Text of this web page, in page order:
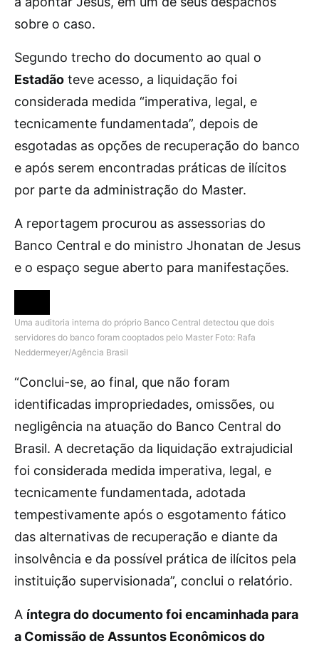
sobre o caso.
Segundo trecho do documento ao qual o
Estadão teve acesso, a liquidação foi
considerada medida “imperativa, legal, e
tecnicamente fundamentada”, depois de
esgotadas as opções de recuperação do banco
e após serem encontradas práticas de ilícitos
por parte da administração do Master.
A reportagem procurou as assessorias do
Banco Central e do ministro Jhonatan de Jesus
e o espaço segue aberto para manifestações.
Uma auditoria interna do próprio Banco Central detectou que dois
servidores do banco foram cooptados pelo Master Foto: Rafa
Neddermeyer/Agência Brasil
“Conclui-se, ao final, que não foram
identificadas impropriedades, omissões, ou
negligência na atuação do Banco Central do
Brasil. A decretação da liquidação extrajudicial
foi considerada medida imperativa, legal, e
tecnicamente fundamentada, adotada
tempestivamente após o esgotamento fático
das alternativas de recuperação e diante da
insolvência e da possível prática de ilícitos pela
instituição supervisionada”, conclui o relatório.
A íntegra do documento foi encaminhada para
a Comissão de Assuntos Econômicos do